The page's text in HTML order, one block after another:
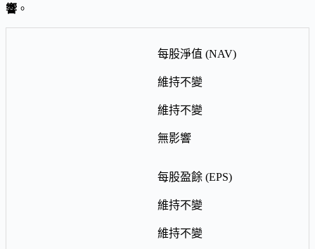
響 。
每股淨值 (NAV)
維持不變
維持不變
無影響
每股盈餘 (EPS)
維持不變
維持不變